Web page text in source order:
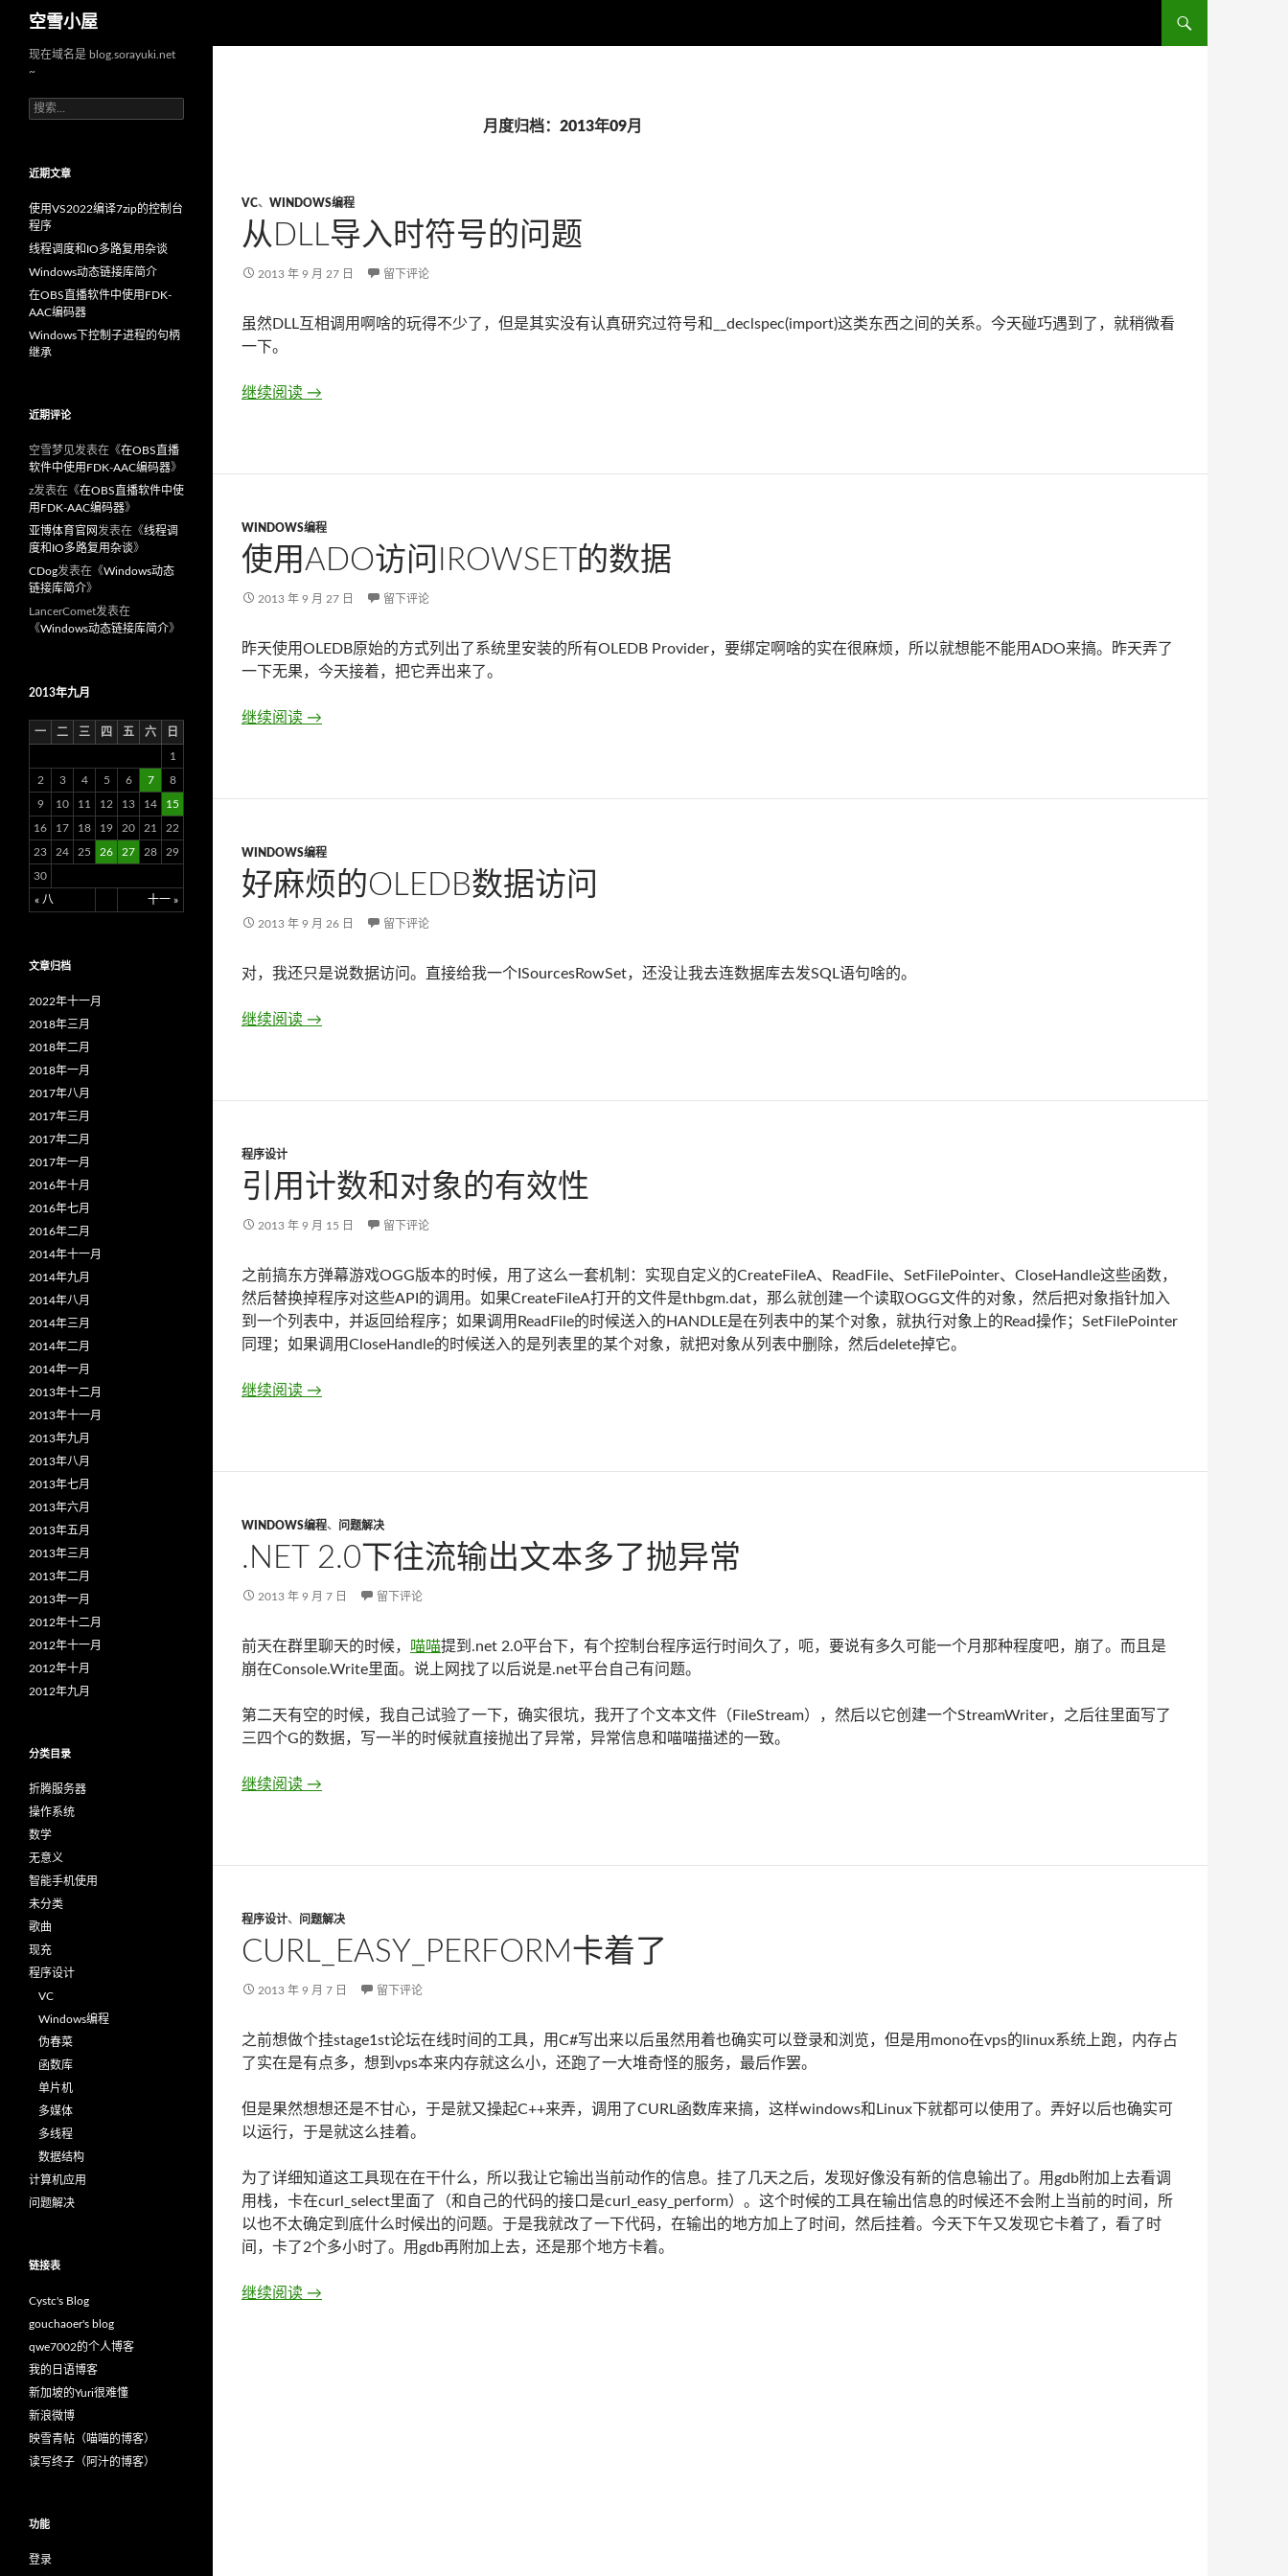
空雪小屋
月度归档：2013年09月
VC、 WINDOWS编程
从DLL导入时符号的问题
2013 年 9 月 27 日 留下评论
虽然DLL互相调用啊啥的玩得不少了，但是其实没有认真研究过符号和__declspec(import)这类东西之间的关系。今天碰巧遇到了，就稍微看
一下。
继续阅读 从DLL导入时符号的问题
→
WINDOWS编程
使用ADO访问IROWSET的数据
2013 年 9 月 27 日 留下评论
昨天使用OLEDB原始的方式列出了系统里安装的所有OLEDB Provider，要绑定啊啥的实在很麻烦，所以就想能不能用ADO来搞。昨天弄了
一下无果，今天接着，把它弄出来了。
继续阅读 使用Ado访问IRowset的数据
→
WINDOWS编程
好麻烦的OLEDB数据访问
2013 年 9 月 26 日 留下评论
对，我还只是说数据访问。直接给我一个ISourcesRowSet，还没让我去连数据库去发SQL语句啥的。
继续阅读 好麻烦的OLEDB数据访问
→
程序设计
引用计数和对象的有效性
2013 年 9 月 15 日 留下评论
之前搞东方弹幕游戏OGG版本的时候，用了这么一套机制：实现自定义的CreateFileA、ReadFile、SetFilePointer、CloseHandle这些函数，
然后替换掉程序对这些API的调用。如果CreateFileA打开的文件是thbgm.dat，那么就创建一个读取OGG文件的对象，然后把对象指针加入
到一个列表中，并返回给程序；如果调用ReadFile的时候送入的HANDLE是在列表中的某个对象，就执行对象上的Read操作；SetFilePointer
同理；如果调用CloseHandle的时候送入的是列表里的某个对象，就把对象从列表中删除，然后delete掉它。
继续阅读 引用计数和对象的有效性
→
WINDOWS编程、 问题解决
.NET 2.0下往流输出文本多了抛异常
2013 年 9 月 7 日 留下评论
前天在群里聊天的时候， 喵喵提到.net 2.0平台下，有个控制台程序运行时间久了，呃，要说有多久可能一个月那种程度吧，崩了。而且是
崩在Console.Write里面。说上网找了以后说是.net平台自己有问题。
第二天有空的时候，我自己试验了一下，确实很坑，我开了个文本文件（FileStream），然后以它创建一个StreamWriter，之后往里面写了
三四个G的数据，写一半的时候就直接抛出了异常，异常信息和喵喵描述的一致。
继续阅读 .net 2.0下往流输出文本多了抛异常
→
程序设计、 问题解决
CURL_EASY_PERFORM卡着了
2013 年 9 月 7 日 留下评论
之前想做个挂stage1st论坛在线时间的工具，用C#写出来以后虽然用着也确实可以登录和浏览，但是用mono在vps的linux系统上跑，内存占
了实在是有点多，想到vps本来内存就这么小，还跑了一大堆奇怪的服务，最后作罢。
但是果然想想还是不甘心，于是就又操起C++来弄，调用了CURL函数库来搞，这样windows和Linux下就都可以使用了。弄好以后也确实可
以运行，于是就这么挂着。
为了详细知道这工具现在在干什么，所以我让它输出当前动作的信息。挂了几天之后，发现好像没有新的信息输出了。用gdb附加上去看调
用栈，卡在curl_select里面了（和自己的代码的接口是curl_easy_perform）。这个时候的工具在输出信息的时候还不会附上当前的时间，所
以也不太确定到底什么时候出的问题。于是我就改了一下代码，在输出的地方加上了时间，然后挂着。今天下午又发现它卡着了，看了时
间，卡了2个多小时了。用gdb再附加上去，还是那个地方卡着。
继续阅读 curl_easy_perform卡着了
→
现在域名是 blog.sorayuki.net
~
搜
索
近期文章
使用VS2022编译7zip的控制台
程序
线程调度和IO多路复用杂谈
Windows动态链接库简介
在OBS直播软件中使用FDK-
AAC编码器
Windows下控制子进程的句柄
继承
近期评论
空雪梦见发表在《在OBS直播
软件中使用FDK-AAC编码器》
z发表在《在OBS直播软件中使
用FDK-AAC编码器》
亚博体育官网 发表在《线程调
度和IO多路复用杂谈》
CDog发表在《Windows动态
链接库简介》
LancerComet发表在
《Windows动态链接库简介》
2013年九月
一 二 三 四 五 六 日
« 八 十一 »
1
2 3 4 5 6 7 8
9 10 11 12 13 14 15
16 17 18 19 20 21 22
23 24 25 26 27 28 29
30
文章归档
2022年十一月
2018年三月
2018年二月
2018年一月
2017年八月
2017年三月
2017年二月
2017年一月
2016年十月
2016年七月
2016年二月
2014年十一月
2014年九月
2014年八月
2014年三月
2014年二月
2014年一月
2013年十二月
2013年十一月
2013年九月
2013年八月
2013年七月
2013年六月
2013年五月
2013年三月
2013年二月
2013年一月
2012年十二月
2012年十一月
2012年十月
2012年九月
分类目录
折腾服务器
操作系统
数学
无意义
智能手机使用
未分类
歌曲
现充
程序设计
VC
Windows编程
伪春菜
函数库
单片机
多媒体
多线程
数据结构
计算机应用
问题解决
链接表
Cystc's Blog
gouchaoer's blog
qwe7002的个人博客
我的日语博客
新加坡的Yuri很难懂
新浪微博
映雪青帖（喵喵的博客）
读写终子（阿汁的博客）
功能
登录